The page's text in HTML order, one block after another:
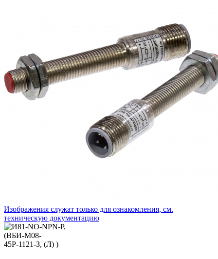
Изображения служат только для ознакомления, см.
техническую документацию